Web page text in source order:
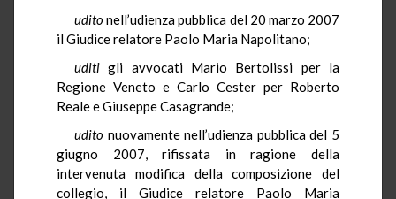
uditonell’udienza pubblica del 20 marzo 2007
il Giudice relatore Paolo Maria Napolitano;
uditi gli avvocati Mario Bertolissi per la
Regione Veneto e Carlo Cester per Roberto
Reale e Giuseppe Casagrande;
udito nuovamente nell’udienza pubblica del 5
giugno 2007, rifissata in ragione della
intervenuta modifica della composizione del
collegio, il Giudice relatore Paolo Maria